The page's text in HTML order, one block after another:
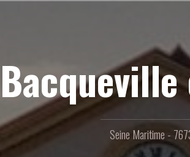
Bacqueville
Seine Maritime -